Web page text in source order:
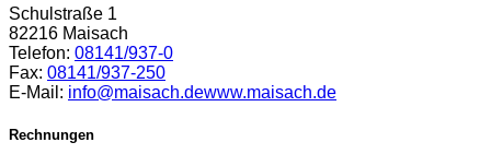
Schulstraße 1
82216 Maisach
Telefon: 08141/937-0
Fax: 08141/937-250
E-Mail: info@maisach.dewww.maisach.de
Rechnungen